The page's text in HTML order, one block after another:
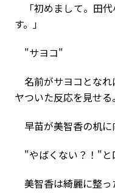
「初めまして。田代
す。」
"サヨコ"
名前がサヨコとなれ
ヤついた反応を見せる。
早苗が美智香の机に
"やばくない？！"と
美智香は綺麗に整っ